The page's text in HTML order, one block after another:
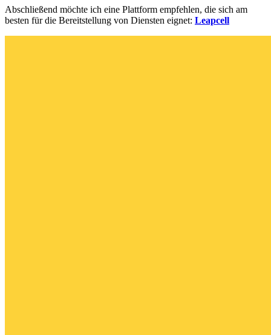
Abschließend möchte ich eine Plattform empfehlen, die sich am
besten für die Bereitstellung von Diensten eignet: Leapcell